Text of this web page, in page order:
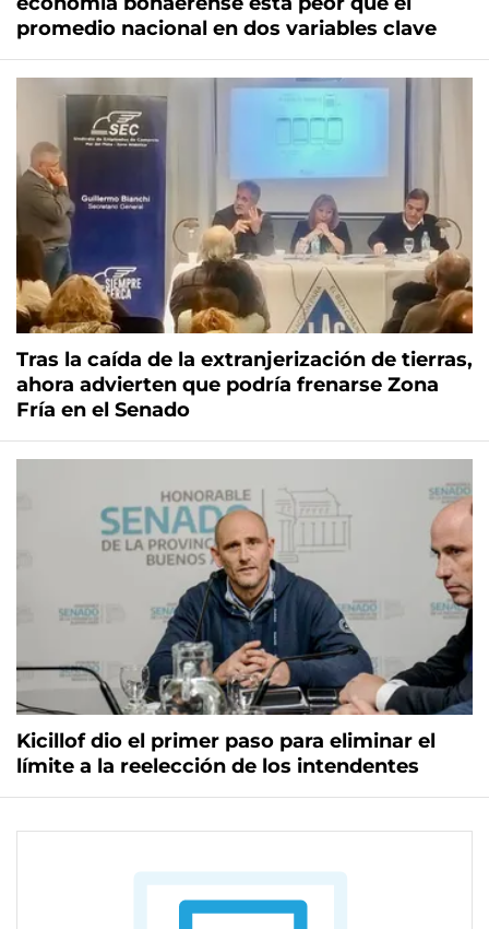
promedio nacional en dos variables clave
Tras la caída de la extranjerización de tierras,
ahora advierten que podría frenarse Zona
Fría en el Senado
Kicillof dio el primer paso para eliminar el
límite a la reelección de los intendentes